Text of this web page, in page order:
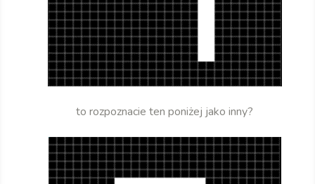
to rozpoznacie ten poniżej jako inny?